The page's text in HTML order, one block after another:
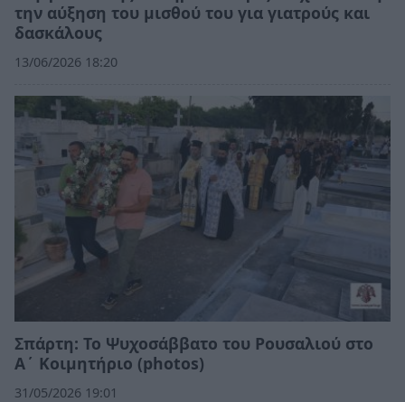
την αύξηση του μισθού του για γιατρούς και
δασκάλους
13/06/2026 18:20
Σπάρτη: Το Ψυχοσάββατο του Ρουσαλιού στο
Α΄ Κοιμητήριο (photos)
31/05/2026 19:01